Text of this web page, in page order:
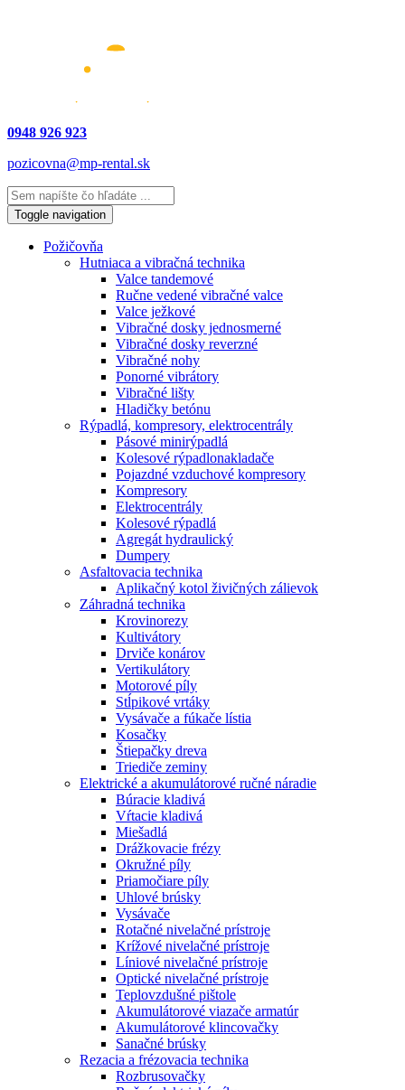
0948 926 923
pozicovna@mp-rental.sk
Toggle navigation
Požičovňa
Hutniaca a vibračná technika
Valce tandemové
Ručne vedené vibračné valce
Valce ježkové
Vibračné dosky jednosmerné
Vibračné dosky reverzné
Vibračné nohy
Ponorné vibrátory
Vibračné lišty
Hladičky betónu
Rýpadlá, kompresory, elektrocentrály
Pásové minirýpadlá
Kolesové rýpadlonakladače
Pojazdné vzduchové kompresory
Kompresory
Elektrocentrály
Kolesové rýpadlá
Agregát hydraulický
Dumpery
Asfaltovacia technika
Aplikačný kotol živičných zálievok
Záhradná technika
Krovinorezy
Kultivátory
Drviče konárov
Vertikulátory
Motorové píly
Stĺpikové vrtáky
Vysávače a fúkače lístia
Kosačky
Štiepačky dreva
Triediče zeminy
Elektrické a akumulátorové ručné náradie
Búracie kladivá
Vŕtacie kladivá
Miešadlá
Drážkovacie frézy
Okružné píly
Priamočiare píly
Uhlové brúsky
Vysávače
Rotačné nivelačné prístroje
Krížové nivelačné prístroje
Líniové nivelačné prístroje
Optické nivelačné prístroje
Teplovzdušné pištole
Akumulátorové viazače armatúr
Akumulátorové klincovačky
Sanačné brúsky
Rezacia a frézovacia technika
Rozbrusovačky